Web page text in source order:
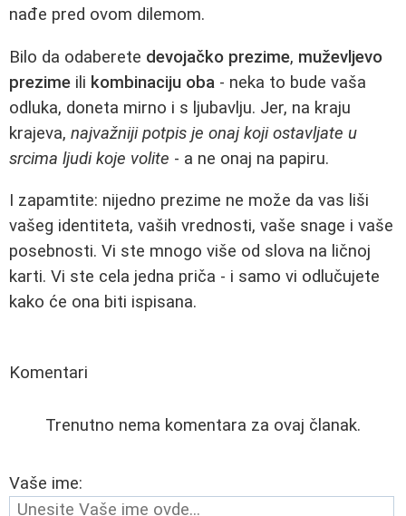
nađe pred ovom dilemom.
Bilo da odaberete devojačko prezime, muževljevo
prezime ili kombinaciju oba - neka to bude vaša
odluka, doneta mirno i s ljubavlju. Jer, na kraju
krajeva, najvažniji potpis je onaj koji ostavljate u
srcima ljudi koje volite - a ne onaj na papiru.
I zapamtite: nijedno prezime ne može da vas liši
vašeg identiteta, vaših vrednosti, vaše snage i vaše
posebnosti. Vi ste mnogo više od slova na ličnoj
karti. Vi ste cela jedna priča - i samo vi odlučujete
kako će ona biti ispisana.
Komentari
Trenutno nema komentara za ovaj članak.
Vaše ime: